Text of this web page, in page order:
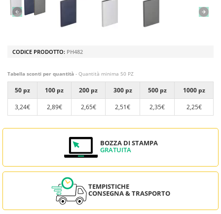
CODICE PRODOTTO: PH482
Tabella sconti per quantità - Quantità minima 50 PZ
50 pz 100 pz 200 pz 300 pz 500 pz
1000 pz
3,24€
2,89€ 2,65€ 2,51€ 2,35€ 2,25€
BOZZA DI STAMPA
GRATUITA
TEMPISTICHE
CONSEGNA & TRASPORTO